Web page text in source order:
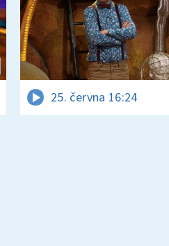
25. června 16:24